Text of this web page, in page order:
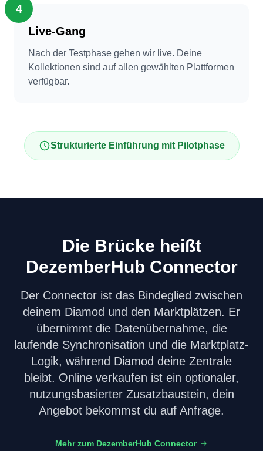
4
Live-Gang
Nach der Testphase gehen wir live. Deine
Kollektionen sind auf allen gewählten Plattformen
verfügbar.
Strukturierte Einführung mit Pilotphase
Die Brücke heißt
DezemberHub Connector
Der Connector ist das Bindeglied zwischen
deinem Diamod und den Marktplätzen. Er
übernimmt die Datenübernahme, die
laufende Synchronisation und die Marktplatz-
Logik, während Diamod deine Zentrale
bleibt. Online verkaufen ist ein optionaler,
nutzungsbasierter Zusatzbaustein, dein
Angebot bekommst du auf Anfrage.
Mehr zum DezemberHub Connector